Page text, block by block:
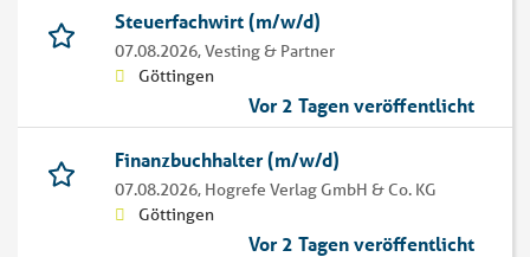
Steuerfachwirt (m/w/d)
07.08.2026,Vesting & Partner
Göttingen
Vor 2 Tagen veröffentlicht
Finanzbuchhalter (m/w/d)
07.08.2026, Hogrefe Verlag GmbH & Co. KG
Göttingen
Vor 2 Tagen veröffentlicht